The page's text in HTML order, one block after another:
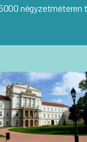
négyzetméteren